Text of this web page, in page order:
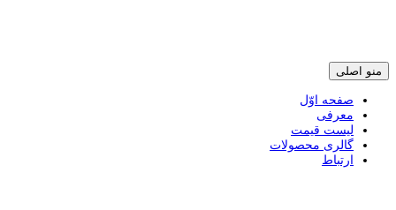
منو اصلی پرش
به
محتوی
صفحه اوّل
معرفی
لیست قیمت
گالری محصولات
ارتباط